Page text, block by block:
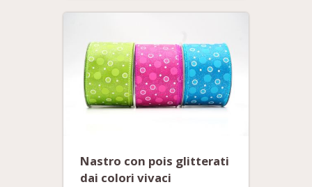
Nastro con pois glitterati
dai colori vivaci